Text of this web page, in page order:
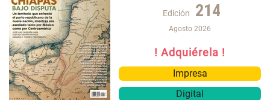
Edición 214
Agosto 2026
! Adquiérela !
Impresa
Digital